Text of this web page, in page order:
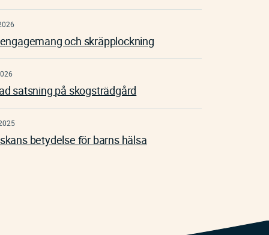
och skräpplockning
satsning på skogsträdgård
betydelse för barns hälsa